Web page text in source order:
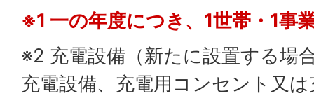
※1 一の年度につき、1世帯・1事
※2 充電設備（新たに設置する場
充電設備、充電用コンセント又